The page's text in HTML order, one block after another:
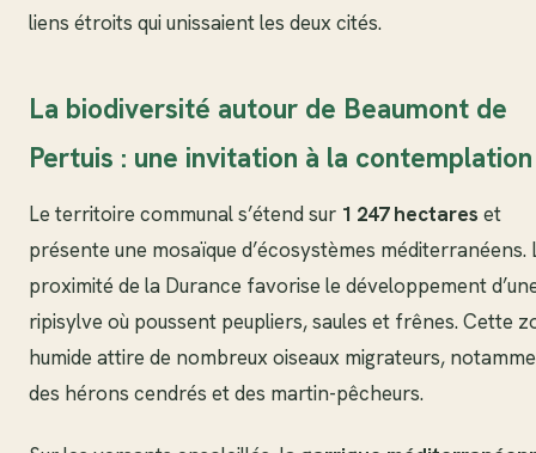
liens étroits qui unissaient les deux cités.
La biodiversité autour de Beaumont de
Pertuis : une invitation à la contemplation
Le territoire communal s’étend sur 1 247 hectares et
présente une mosaïque d’écosystèmes méditerranéens.
proximité de la Durance favorise le développement
ripisylve où poussent peupliers, saules et frênes. Cette
humide attire de nombreux oiseaux migrateurs,
des hérons cendrés et des martin-pêcheurs.